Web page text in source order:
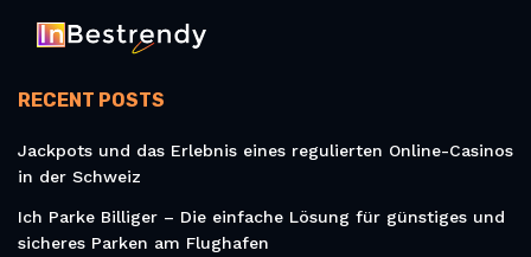
RECENT POSTS
Jackpots und das Erlebnis eines regulierten Online-Casinos
in der Schweiz
Ich Parke Billiger – Die einfache Lösung für günstiges und
sicheres Parken am Flughafen